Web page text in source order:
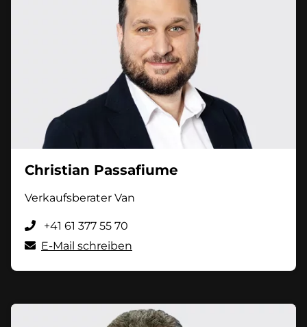
Christian Passafiume
Verkaufsberater Van
+41 61 377 55 70
E-Mail schreiben